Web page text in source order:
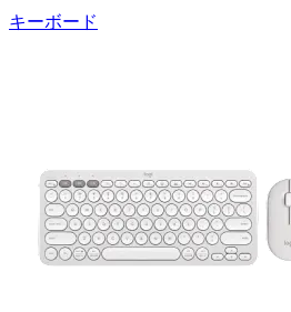
キーボード